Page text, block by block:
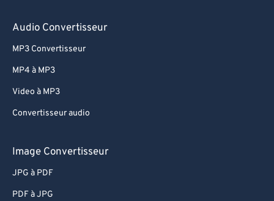
Audio Convertisseur
MP3 Convertisseur
MP4 à MP3
Video à MP3
Convertisseur audio
Image Convertisseur
JPG à PDF
PDF à JPG